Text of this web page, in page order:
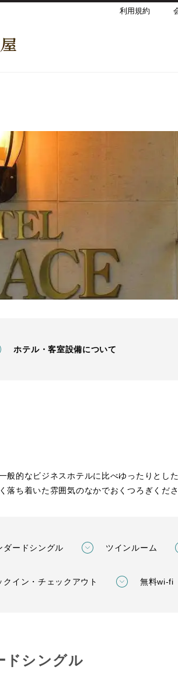
利用規約
ホテル・客室設備について
般的なビジネスホテルに比べゆったりとし
落ち着いた雰囲気のなかでおくつろぎくださ
ダードシングル ツインルーム
クイン・チェックアウト 無料wi-fi
ドシングル